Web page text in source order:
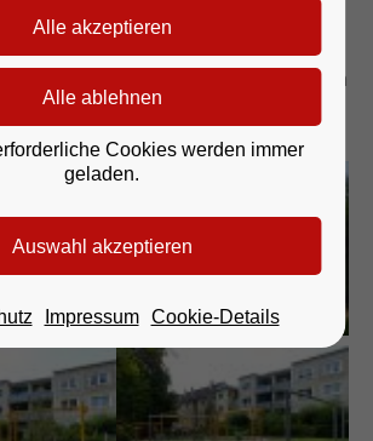
Parkstraße/Stadtmauer. Die
sich demnächst mit Ihren
davon zu überzeugen, dass sich
Cookies werden immer
geladen.
Impressum Cookie-Details